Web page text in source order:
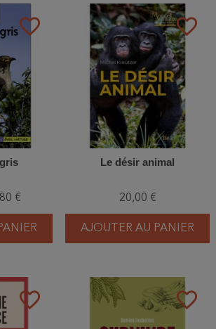
favorite_border
€
favorite_border
Le désir animal
20,00 €
AJOUTER AU PANIER
favorite_border favorite_border